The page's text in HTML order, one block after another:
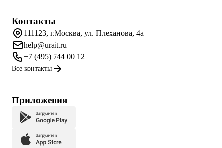
Контакты
111123, г.Москва, ул. Плеханова, 4а
help@urait.ru
+7 (495) 744 00 12
Все контакты
Приложения